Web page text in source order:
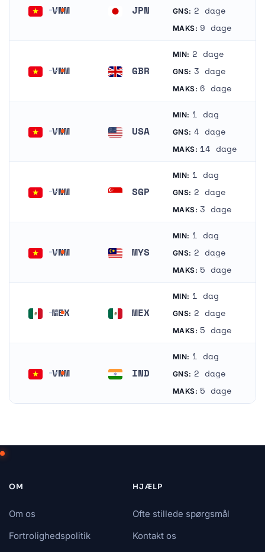
VNM JPN GNS: 2 dage
MAKS: 9 dage
VNM GBR
MIN: 2 dage
GNS: 3 dage
MAKS: 6 dage
VNM USA
MIN: 1 dag
GNS: 4 dage
MAKS: 14 dage
VNM SGP
MIN: 1 dag
GNS: 2 dage
MAKS: 3 dage
VNM MYS
MIN: 1 dag
GNS: 2 dage
MAKS: 5 dage
MEX MEX
MIN: 1 dag
GNS: 2 dage
MAKS: 5 dage
VNM IND
MIN: 1 dag
GNS: 2 dage
MAKS: 5 dage
OM
Om os
Fortrolighedspolitik
HJÆLP
Ofte stillede spørgsmål
Kontakt os